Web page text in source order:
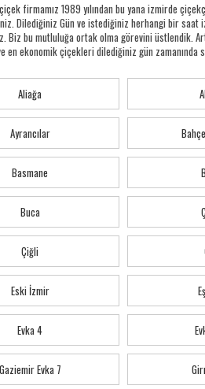
firmamız 1989 yılından bu yana izmirde
Dilediğiniz Gün ve istediğiniz herhangi bir
Biz bu mutluluğa ortak olma görevini
ekonomik çiçekleri dilediğiniz gün
Aliağa
Ayrancılar
Basmane
Buca
Çiğli
Eski İzmir
Evka 4
Gaziemir Evka 7